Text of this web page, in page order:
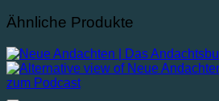
Ähnliche Produkte